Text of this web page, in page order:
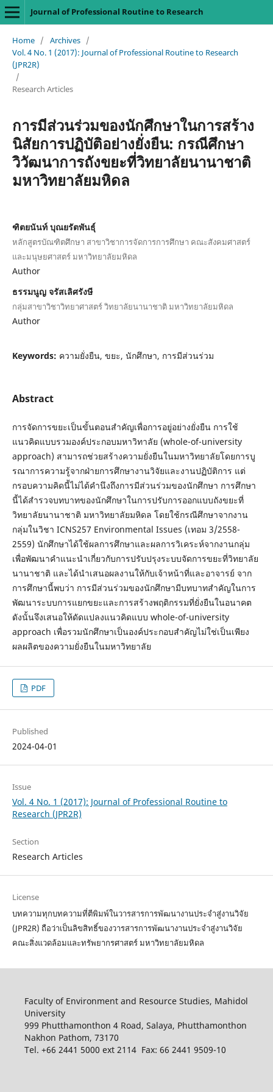
Journal of Professional Routine to Research
Home / Archives /
Vol. 4 No. 1 (2017): Journal of Professional Routine to Research
(JPR2R)
/
Research Articles
การมีส่วนร่วมของนักศึกษาในการสร้าง
นิสัยการปฏิบัติอย่างยั่งยืน: กรณีศึกษา
วิวัฒนาการถังขยะที่วิทยาลัยนานาชาติ
มหาวิทยาลัยมหิดล
ฑิตยนันท์ บุณยรัตพันธุ์
หลักสูตรบัณฑิตศึกษา สาขาวิชาการจัดการการศึกษา คณะสังคมศาสตร์
และมนุษยศาสตร์ มหาวิทยาลัยมหิดล
Author
ธรรมนูญ จรัสเลิศรังษี
กลุ่มสาขาวิชาวิทยาศาสตร์ วิทยาลัยนานาชาติ มหาวิทยาลัยมหิดล
Author
Keywords: ความยั่งยืน, ขยะ, นักศึกษา, การมีส่วนร่วม
Abstract
การจัดการขยะเป็นขั้นตอนสำคัญเพื่อการอยู่อย่างยั่งยืน การใช้
แนวคิดแบบรวมองค์ประกอบมหาวิทาลัย (whole-of-university
approach) สามารถช่วยสร้างความยั่งยืนในมหาวิทยาลัยโดยการบู
รณาการความรู้จากฝ่ายการศึกษางานวิจัยและงานปฏิบัติการ แต่
กรอบความคิดนี้ไม่ได้คำนึงถึงการมีส่วนร่วมของนักศึกษา การศึกษา
นี้ได้สำรวจบทบาทของนักศึกษาในการปรับการออกแบบถังขยะที่
วิทยาลัยนานาชาติ มหาวิทยาลัยมหิดล โดยใช้กรณีศึกษาจากงาน
กลุ่มในวิชา ICNS257 Environmental Issues (เทอม 3/2558-
2559) นักศึกษาได้ใช้ผลการศึกษาและผลการวิเคระห์จากงานกลุ่ม
เพื่อพัฒนาคำแนะนำเกี่ยวกับการปรับปรุงระบบจัดการขยะที่วิทยาลัย
นานาชาติ และได้นำเสนอผลงานให้กับเจ้าหน้าที่และอาจารย์ จาก
การศึกษานี้พบว่า การมีส่วนร่วมของนักศึกษามีบทบาทสำคัญในการ
พัฒนาระบบการแยกขยะและการสร้างพฤติกรรมที่ยั่งยืนในอนาคต
ดังนั้นจึงเสนอให้ดัดแปลงแนวคิดแบบ whole-of-university
approach เพื่อรวมนักศึกษาเป็นองค์ประกอบสำคัญไม่ใช่เป็นเพียง
ผลผลิตของความยั่งยืนในมหาวิทยาลัย
PDF
Published
2024-04-01
Issue
Vol. 4 No. 1 (2017): Journal of Professional Routine to
Research (JPR2R)
Section
Research Articles
License
บทความทุกบทความที่ตีพิมพ์ในวารสารการพัฒนางานประจำสู่งานวิจัย
(JPR2R) ถือว่าเป็นลิขสิทธิ์ของวารสารการพัฒนางานประจำสู่งานวิจัย
คณะสิ่งแวดล้อมและทรัพยากรศาสตร์ มหาวิทยาลัยมหิดล
Faculty of Environment and Resource Studies, Mahidol
University
999 Phutthamonthon 4 Road, Salaya, Phutthamonthon
Nakhon Pathom, 73170
Tel. +66 2441 5000 ext 2114 Fax: 66 2441 9509-10